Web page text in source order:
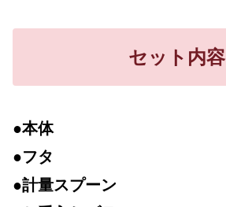
セット内容
●本体
●フタ
●計量スプーン